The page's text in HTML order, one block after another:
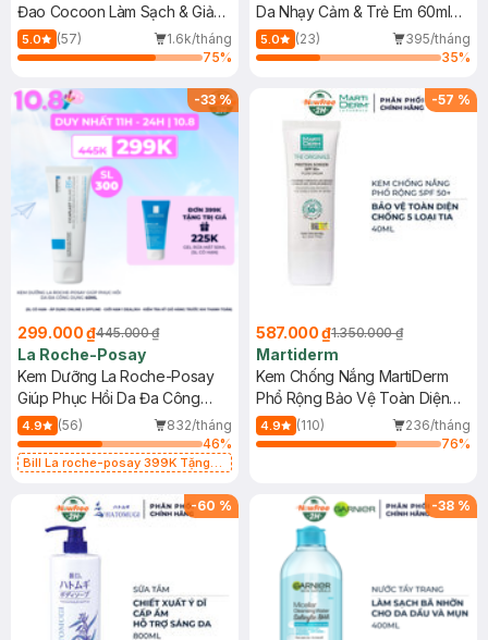
Đao Cocoon Làm Sạch & Giảm
Dầu 500ml
5.0 (57)
1.6k/tháng
75%
Da Nhạy Cảm & Trẻ Em 60ml
(Mới)
5.0 (23)
395/tháng
35%
-33%
299.000 ₫445.000 ₫
La Roche-Posay
Kem Dưỡng La Roche-Posay
Giúp Phục Hồi Da Đa Công
Dụng 40ml
4.9 (56)
832/tháng
46%
Bill La roche-posay 399K Tặng
(SL có hạn)
-57 %
587.000 ₫1.350.000 ₫
Martiderm
Kem Chống Nắng MartiDerm
Phổ Rộng Bảo Vệ Toàn Diện
40ml
4.9 (110)
236/tháng
76%
-60 % -38 %